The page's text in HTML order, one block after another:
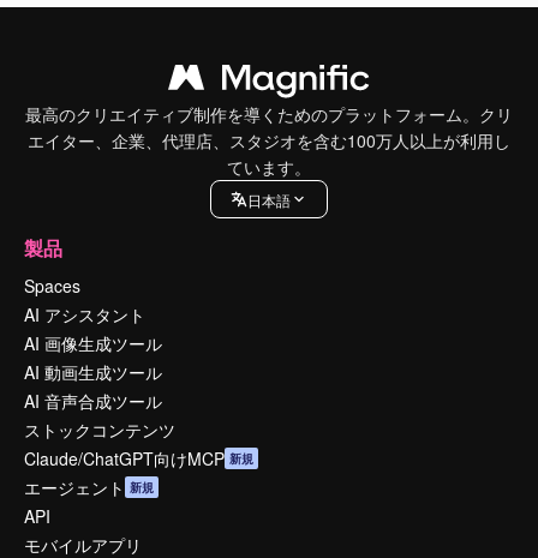
最高のクリエイティブ制作を導くためのプラットフォーム。クリ
エイター、企業、代理店、スタジオを含む100万人以上が利用し
ています。
日本語
製品
Spaces
AI アシスタント
AI 画像生成ツール
AI 動画生成ツール
AI 音声合成ツール
ストックコンテンツ
Claude/ChatGPT向けMCP 新規
エージェント 新規
API
モバイルアプリ